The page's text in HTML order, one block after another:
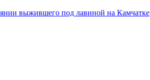
выжившего под лавиной на Камчатке